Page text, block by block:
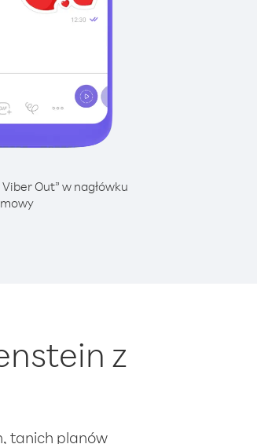
Out” w nagłówku
z
tanich planów